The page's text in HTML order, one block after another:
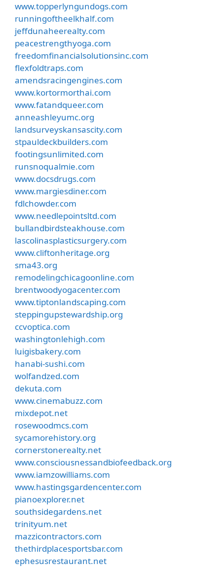
www.topperlyngundogs.com
runningoftheelkhalf.com
jeffdunaheerealty.com
peacestrengthyoga.com
freedomfinancialsolutionsinc.com
flexfoldtraps.com
amendsracingengines.com
www.kortormorthai.com
www.fatandqueer.com
anneashleyumc.org
landsurveyskansascity.com
stpauldeckbuilders.com
footingsunlimited.com
runsnoqualmie.com
www.docsdrugs.com
www.margiesdiner.com
fdlchowder.com
www.needlepointsltd.com
bullandbirdsteakhouse.com
lascolinasplasticsurgery.com
www.cliftonheritage.org
sma43.org
remodelingchicagoonline.com
brentwoodyogacenter.com
www.tiptonlandscaping.com
steppingupstewardship.org
ccvoptica.com
washingtonlehigh.com
luigisbakery.com
hanabi-sushi.com
wolfandzed.com
dekuta.com
www.cinemabuzz.com
mixdepot.net
rosewoodmcs.com
sycamorehistory.org
cornerstonerealty.net
www.consciousnessandbiofeedback.org
www.iamzowilliams.com
www.hastingsgardencenter.com
pianoexplorer.net
southsidegardens.net
trinityum.net
mazzicontractors.com
thethirdplacesportsbar.com
ephesusrestaurant.net